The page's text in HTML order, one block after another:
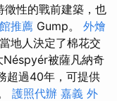
性的戰前建築，也
推薦 Gump。 外燴
地人決定了棉花交
Néspyér被薩凡納奇
超過40年，可提供
護照代辦 嘉義 外